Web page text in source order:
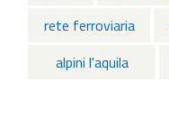
rete ferroviaria
alpini l'aquila